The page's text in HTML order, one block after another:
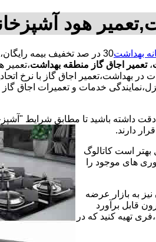
هود
بهداشت
، تعمیر اجاق گاز منطقه بهداشت،تعمیر
بهداشت،تعمیر اجاق گاز با نرخ
خدمات و تعمیرات اجاق
داشته باشید تا مطابق شرایط
دارند.
بهتر است کاتالوگ
های موجود را
به بازار عرضه
قابل برآورد
تهیه کنید که در